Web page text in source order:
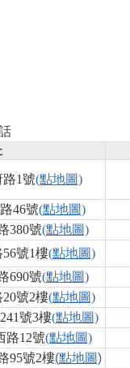
1號(點地圖)
46號(點地圖)
380號(點地圖)
號1樓(點地圖)
690號(點地圖)
號2樓(點地圖)
號3樓(點地圖)
路12號(點地圖)
95號2樓(點地圖)